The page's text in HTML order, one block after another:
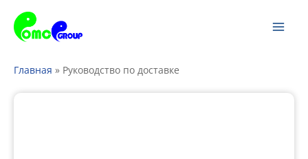
Перейти
содержанию
Главная » Руководство по доставке